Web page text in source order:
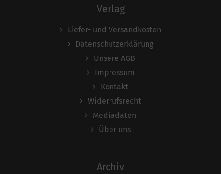
Verlag
Liefer- und Versandkosten
Datenschutzerklärung
Unsere AGB
Impressum
Kontakt
Widerrufsrecht
Mediadaten
Über uns
Archiv